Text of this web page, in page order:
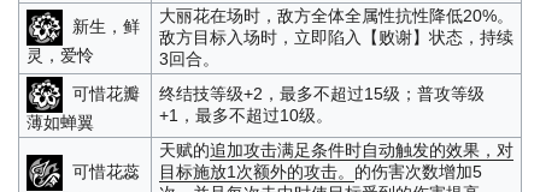
新生，鲜
灵，爱怜
大丽花在场时，敌方全体全属性抗性降低20%。
敌方目标入场时，立即陷入【败谢】状态，持续
3回合。
可惜花瓣
薄如蝉翼
终结技等级+2，最多不超过15级；普攻等级
+1，最多不超过10级。
可惜花蕊
天赋的追加攻击满足条件时自动触发的效果，对
目标施放1次额外的攻击。 的伤害次数增加5